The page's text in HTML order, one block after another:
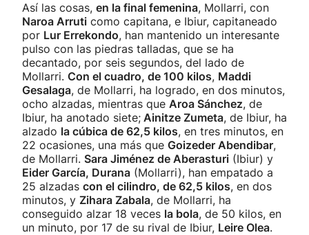
Así las cosas, en la final femenina, Mollarri, con
Naroa Arruti como capitana, e Ibiur, capitaneado
por Lur Errekondo, han mantenido un interesante
pulso con las piedras talladas, que se ha
decantado, por seis segundos, del lado de
Mollarri. Con el cuadro, de 100 kilos, Maddi
Gesalaga, de Mollarri, ha logrado, en dos minutos,
ocho alzadas, mientras que Aroa Sánchez, de
Ibiur, ha anotado siete; Ainitze Zumeta, de Ibiur, ha
alzado la cúbica de 62,5 kilos, en tres minutos, en
22 ocasiones, una más que Goizeder Abendibar,
de Mollarri. Sara Jiménez de Aberasturi (Ibiur) y
Eider García, Durana (Mollarri), han empatado a
25 alzadas con el cilindro, de 62,5 kilos, en dos
minutos, y Zihara Zabala, de Mollarri, ha
conseguido alzar 18 veces la bola, de 50 kilos, en
un minuto, por 17 de su rival de Ibiur, Leire Olea.